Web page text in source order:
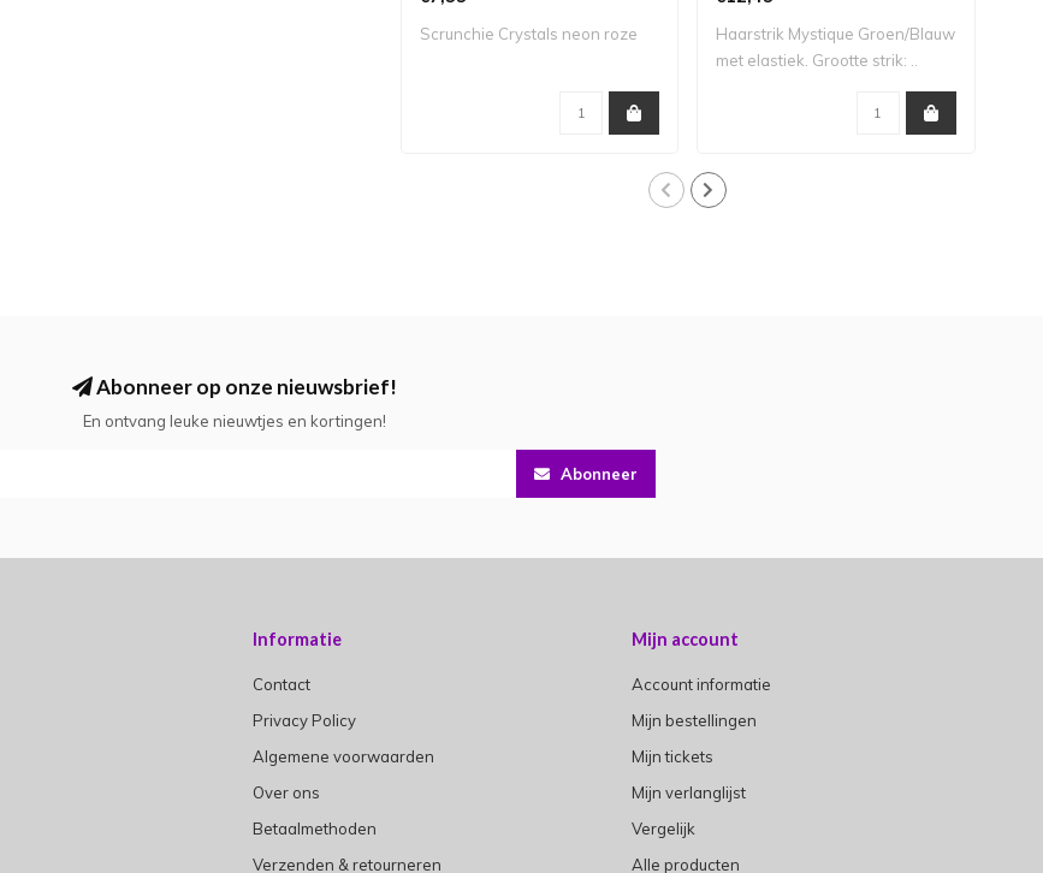
Scrunchie Crystals neon roze
Haarstrik Mystique Groen/Blauw
met elastiek. Grootte strik: ..
Abonneer op onze nieuwsbrief!
En ontvang leuke nieuwtjes en kortingen!
Abonneer
Informatie
Contact
Privacy Policy
Algemene voorwaarden
Over ons
Betaalmethoden
Verzenden & retourneren
Mijn account
Account informatie
Mijn bestellingen
Mijn tickets
Mijn verlanglijst
Vergelijk
Alle producten